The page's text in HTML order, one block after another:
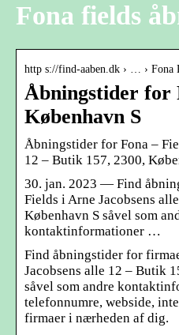
Fona fields
http s://find-aaben.dk › … › Fona
Åbningstider for
København S
Åbningstider for Fona –
12 – Butik 157, 2300,
30. jan. 2023 — Find
Fields i Arne Jacobsens
København S såvel som
kontaktinformationer …
Find åbningstider for
Jacobsens alle 12 – Butik
såvel som andre
telefonnumre, webside,
firmaer i nærheden af dig.